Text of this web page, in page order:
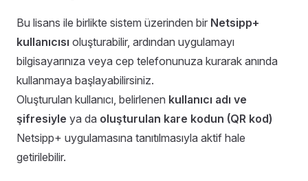
Bu lisans ile birlikte sistem üzerinden bir Netsipp+
kullanıcısı oluşturabilir, ardından uygulamayı
bilgisayarınıza veya cep telefonunuza kurarak anında
kullanmaya başlayabilirsiniz.
Oluşturulan kullanıcı, belirlenen kullanıcı adı ve
şifresiyle ya da oluşturulan kare kodun (QR kod)
Netsipp+ uygulamasına tanıtılmasıyla aktif hale
getirilebilir.